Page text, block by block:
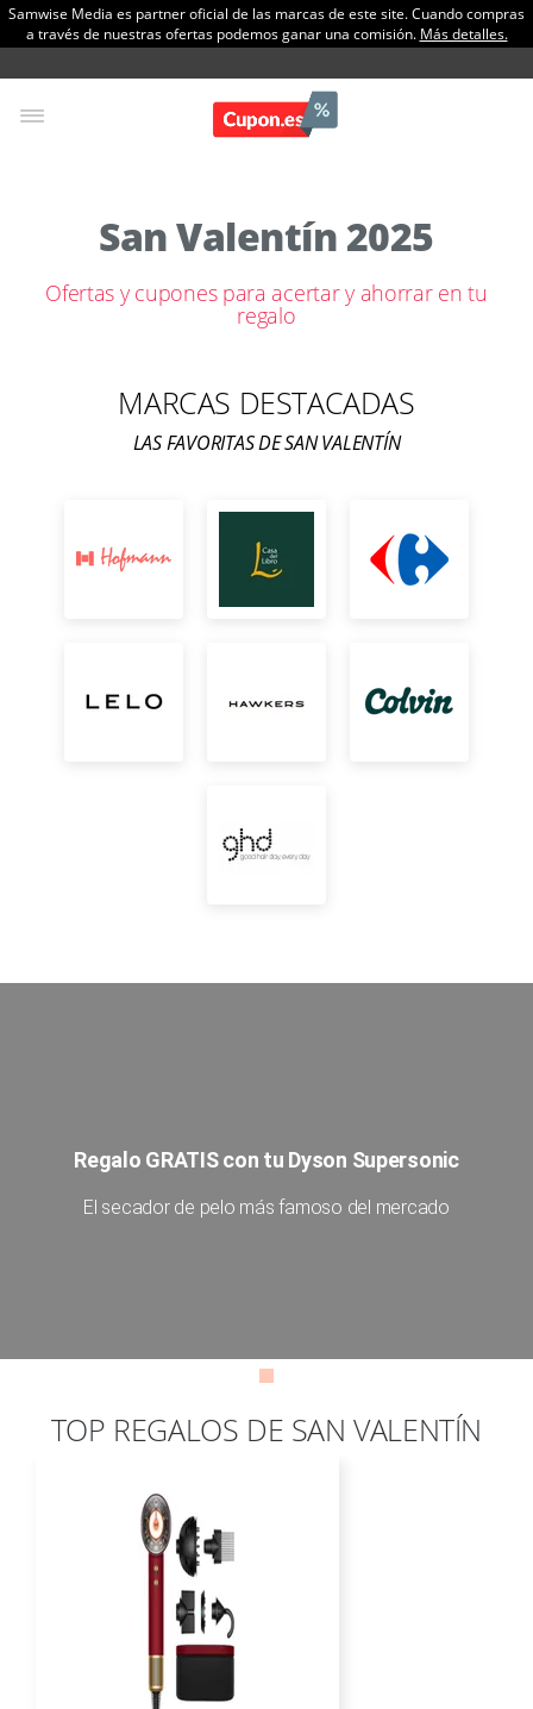
Samwise Media es partner oficial de las marcas de este site. Cuando compras
a través de nuestras ofertas podemos ganar una comisión. Más detalles.
San Valentín 2025
Ofertas y cupones para acertar y ahorrar en tu
regalo
MARCAS DESTACADAS
LAS FAVORITAS DE SAN VALENTÍN
Regalo GRATIS con tu Dyson Supersonic
El secador de pelo más famoso del mercado
TOP REGALOS DE SAN VALENTÍN